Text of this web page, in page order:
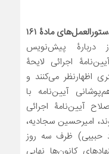
مادۀ ۱۶۱
دربارۀ پیش‌نویس
موضوع مادۀ ۱۶۱ آیین‌نامۀ اجرائی لایحۀ
اظهارنظر می‌کنند و
آیین‌نامه با
آیین‌نامۀ اجرائی
امیرحسین سجادیه،
حبیبی) ظرف سه روز